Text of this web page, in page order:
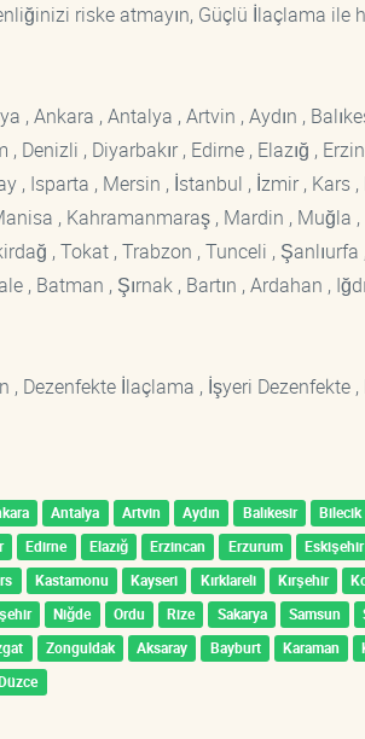
riske atmayın, Güçlü İlaçlama ile
, Ankara , Antalya , Artvin , Aydın ,
Denizli , Diyarbakır , Edirne , Elazığ ,
, Isparta , Mersin , İstanbul , İzmir , Kars
, Kahramanmaraş , Mardin , Muğla
, Tokat , Trabzon , Tunceli ,
, Batman , Şırnak , Bartın , Ardahan ,
Dezenfekte İlaçlama , İşyeri Dezenfekte
Antalya Artvin Aydın Balıkesir Bilecik
Edirne Elazığ Erzincan Erzurum Eskişehir
Kastamonu Kayseri Kırklareli Kırşehir
Niğde Ordu Rize Sakarya Samsun
Zonguldak Aksaray Bayburt Karaman